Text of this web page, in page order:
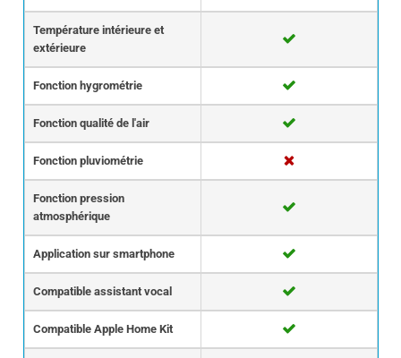
Température intérieure et
extérieure
Fonction hygrométrie
Fonction qualité de l'air
Fonction pluviométrie
Fonction pression
atmosphérique
Application sur smartphone
Compatible assistant vocal
Compatible Apple Home Kit